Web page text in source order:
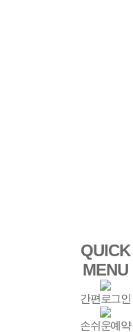
QUICK
MENU
간편로그인
손쉬운예약